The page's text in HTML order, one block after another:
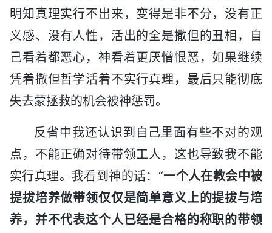
明知真理实行不出来，变得是非不分，没有正
义感、没有人性，活出的全是撒但的丑相，自
己看着都恶心，神看着更厌憎恨恶，如果继续
凭着撒但哲学活着不实行真理，最后只能彻底
失去蒙拯救的机会被神惩罚。
反省中我还认识到自己里面有些不对的观
点，不能正确对待带领工人，这也导致我不能
实行真理。我看到神的话：“一个人在教会中被
提拔培养做带领仅仅是简单意义上的提拔与培
养，并不代表这个人已经是合格的称职的带领